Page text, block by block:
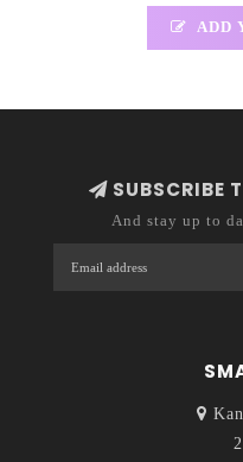
ADD
SUBSCRIBE
And stay up to